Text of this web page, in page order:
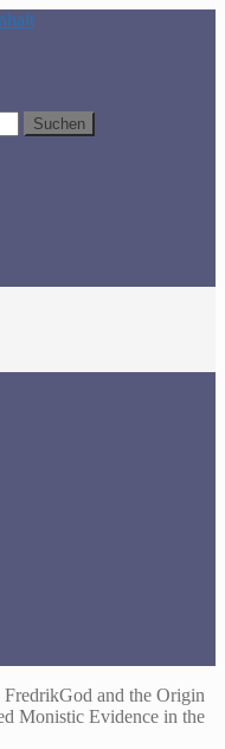
Suchen
and the Origin
Monistic Evidence in the